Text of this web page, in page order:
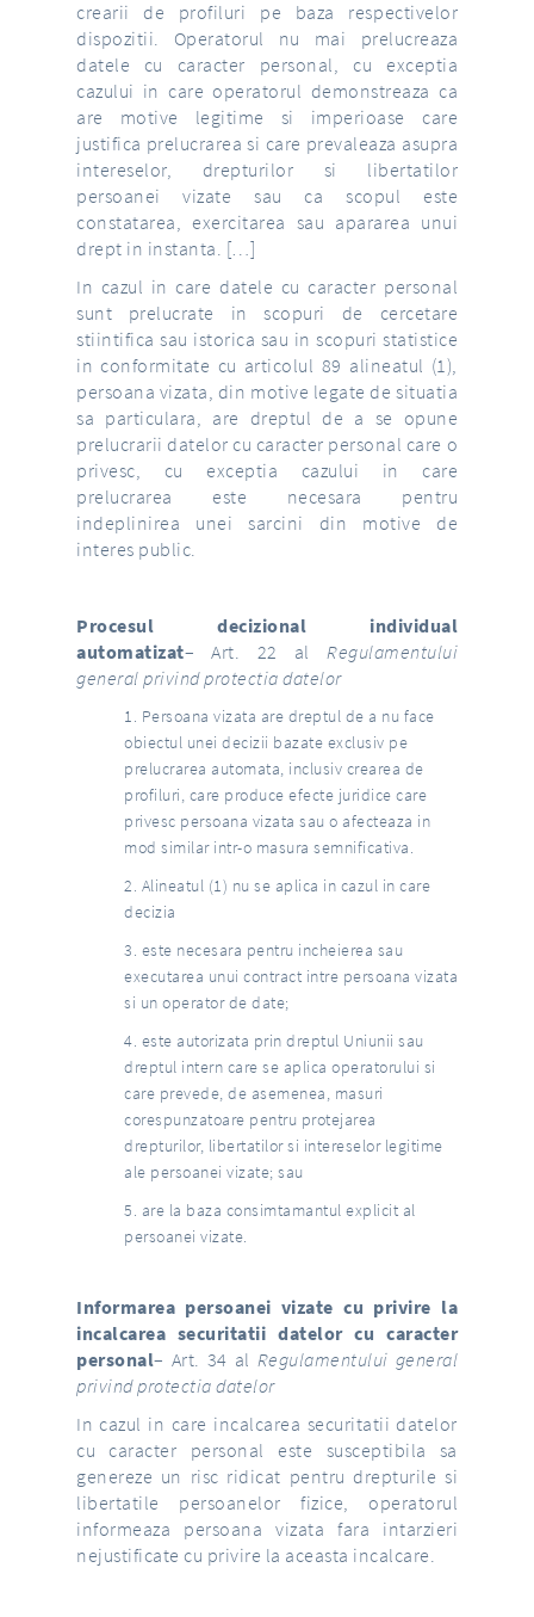
crearii de profiluri pe baza respectivelor
dispozitii. Operatorul nu mai prelucreaza
datele cu caracter personal, cu exceptia
cazului in care operatorul demonstreaza ca
are motive legitime si imperioase care
justifica prelucrarea si care prevaleaza asupra
intereselor, drepturilor si libertatilor
persoanei vizate sau ca scopul este
constatarea, exercitarea sau apararea unui
drept in instanta. […]
In cazul in care datele cu caracter personal
sunt prelucrate in scopuri de cercetare
stiintifica sau istorica sau in scopuri statistice
in conformitate cu articolul 89 alineatul (1),
persoana vizata, din motive legate de situatia
sa particulara, are dreptul de a se opune
prelucrarii datelor cu caracter personal care o
privesc, cu exceptia cazului in care
prelucrarea este necesara pentru
indeplinirea unei sarcini din motive de
interes public.
Procesul decizional individual
automatizat– Art. 22 al Regulamentului
general privind protectia datelor
Persoana vizata are dreptul de a nu face
obiectul unei decizii bazate exclusiv pe
prelucrarea automata, inclusiv crearea de
profiluri, care produce efecte juridice care
privesc persoana vizata sau o afecteaza in
mod similar intr-o masura semnificativa.
Alineatul (1) nu se aplica in cazul in care
decizia
este necesara pentru incheierea sau
executarea unui contract intre persoana vizata
si un operator de date;
este autorizata prin dreptul Uniunii sau
dreptul intern care se aplica operatorului si
care prevede, de asemenea, masuri
corespunzatoare pentru protejarea
drepturilor, libertatilor si intereselor legitime
ale persoanei vizate; sau
are la baza consimtamantul explicit al
persoanei vizate.
Informarea persoanei vizate cu privire la
incalcarea securitatii datelor cu caracter
personal– Art. 34 al Regulamentului general
privind protectia datelor
In cazul in care incalcarea securitatii datelor
cu caracter personal este susceptibila sa
genereze un risc ridicat pentru drepturile si
libertatile persoanelor fizice, operatorul
informeaza persoana vizata fara intarzieri
nejustificate cu privire la aceasta incalcare.